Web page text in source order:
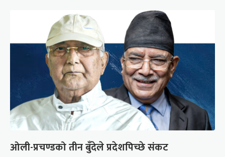
ओली-प्रचण्डको तीन बुँदेले प्रदेशपिच्छे संकट